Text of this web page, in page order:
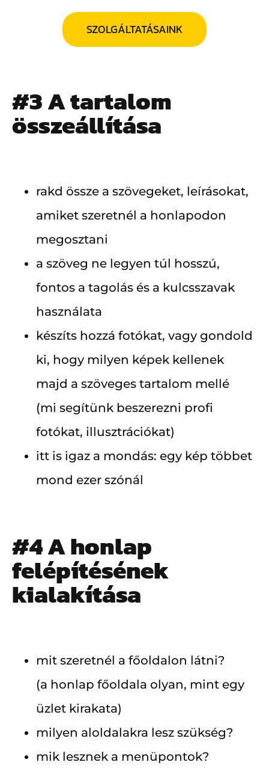
SZOLGÁLTATÁSAINK
#3 A tartalom
összeállítása
rakd össze a szövegeket, leírásokat,
amiket szeretnél a honlapodon
megosztani
a szöveg ne legyen túl hosszú,
fontos a tagolás és a kulcsszavak
használata
készíts hozzá fotókat, vagy gondold
ki, hogy milyen képek kellenek
majd a szöveges tartalom mellé
(mi segítünk beszerezni profi
fotókat, illusztrációkat)
itt is igaz a mondás: egy kép többet
mond ezer szónál
#4 A honlap
felépítésének
kialakítása
mit szeretnél a főoldalon látni?
(a honlap főoldala olyan, mint egy
üzlet kirakata)
milyen aloldalakra lesz szükség?
mik lesznek a menüpontok?